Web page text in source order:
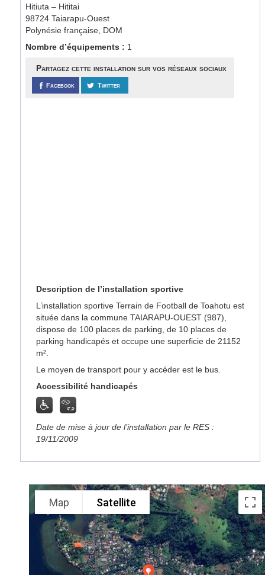
Hitiuta – Hititai
98724 Taiarapu-Ouest
Polynésie française, DOM
Nombre d’équipements : 1
Partagez cette installation sur vos réseaux sociaux
Facebook Twitter
Description de l’installation sportive
L’installation sportive Terrain de Football de Toahotu est
située dans la commune TAIARAPU-OUEST (987),
dispose de 100 places de parking, de 10 places de
parking handicapés et occupe une superficie de 21152
m².
Le moyen de transport pour y accéder est le bus.
Accessibilité handicapés
Date de mise à jour de l’installation par le RES :
19/11/2009
Map Satellite